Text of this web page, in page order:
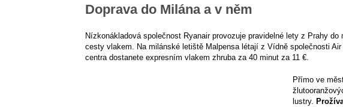
Doprava do Milána a v něm
Nízkonákladová společnost Ryanair provozuje pravidelné lety z Prahy do
cesty vlakem. Na milánské letiště Malpensa létají z Vídně společnosti
centra dostanete expresním vlakem zhruba za 40 minut za 11 €.
Přímo ve
lustry.